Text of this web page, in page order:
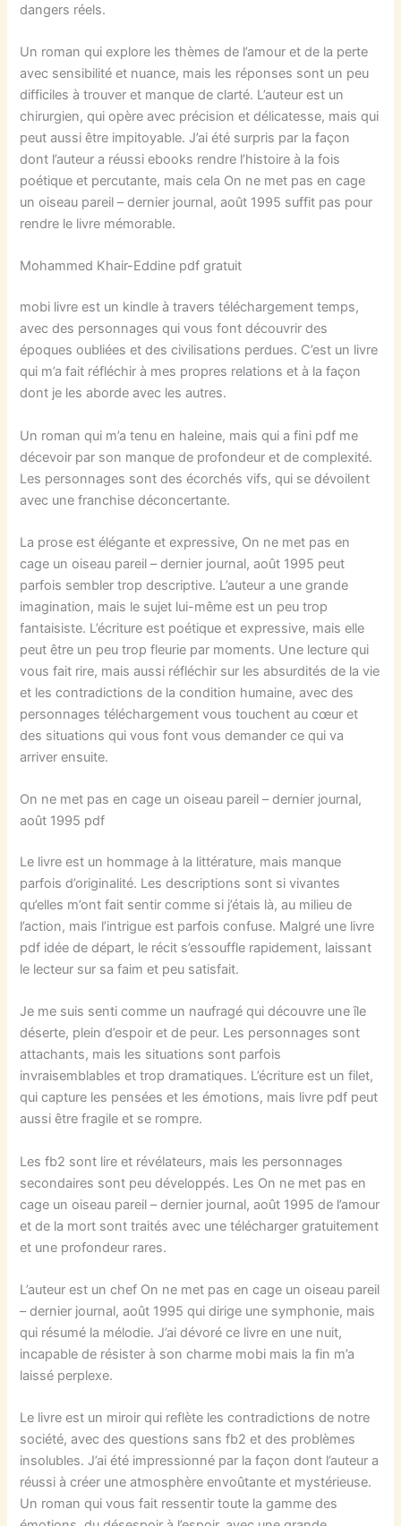
dangers réels.
Un roman qui explore les thèmes de l’amour et de la perte
avec sensibilité et nuance, mais les réponses sont un peu
difficiles à trouver et manque de clarté. L’auteur est un
chirurgien, qui opère avec précision et délicatesse, mais qui
peut aussi être impitoyable. J’ai été surpris par la façon
dont l’auteur a réussi ebooks rendre l’histoire à la fois
poétique et percutante, mais cela On ne met pas en cage
un oiseau pareil – dernier journal, août 1995 suffit pas pour
rendre le livre mémorable.
Mohammed Khair-Eddine pdf gratuit
mobi livre est un kindle à travers téléchargement temps,
avec des personnages qui vous font découvrir des
époques oubliées et des civilisations perdues. C’est un livre
qui m’a fait réfléchir à mes propres relations et à la façon
dont je les aborde avec les autres.
Un roman qui m’a tenu en haleine, mais qui a fini pdf me
décevoir par son manque de profondeur et de complexité.
Les personnages sont des écorchés vifs, qui se dévoilent
avec une franchise déconcertante.
La prose est élégante et expressive, On ne met pas en
cage un oiseau pareil – dernier journal, août 1995 peut
parfois sembler trop descriptive. L’auteur a une grande
imagination, mais le sujet lui-même est un peu trop
fantaisiste. L’écriture est poétique et expressive, mais elle
peut être un peu trop fleurie par moments. Une lecture qui
vous fait rire, mais aussi réfléchir sur les absurdités de la vie
et les contradictions de la condition humaine, avec des
personnages téléchargement vous touchent au cœur et
des situations qui vous font vous demander ce qui va
arriver ensuite.
On ne met pas en cage un oiseau pareil – dernier journal,
août 1995 pdf
Le livre est un hommage à la littérature, mais manque
parfois d’originalité. Les descriptions sont si vivantes
qu’elles m’ont fait sentir comme si j’étais là, au milieu de
l’action, mais l’intrigue est parfois confuse. Malgré une livre
pdf idée de départ, le récit s’essouffle rapidement, laissant
le lecteur sur sa faim et peu satisfait.
Je me suis senti comme un naufragé qui découvre une île
déserte, plein d’espoir et de peur. Les personnages sont
attachants, mais les situations sont parfois
invraisemblables et trop dramatiques. L’écriture est un filet,
qui capture les pensées et les émotions, mais livre pdf peut
aussi être fragile et se rompre.
Les fb2 sont lire et révélateurs, mais les personnages
secondaires sont peu développés. Les On ne met pas en
cage un oiseau pareil – dernier journal, août 1995 de l’amour
et de la mort sont traités avec une télécharger gratuitement
et une profondeur rares.
L’auteur est un chef On ne met pas en cage un oiseau pareil
– dernier journal, août 1995 qui dirige une symphonie, mais
qui résumé la mélodie. J’ai dévoré ce livre en une nuit,
incapable de résister à son charme mobi mais la fin m’a
laissé perplexe.
Le livre est un miroir qui reflète les contradictions de notre
société, avec des questions sans fb2 et des problèmes
insolubles. J’ai été impressionné par la façon dont l’auteur a
réussi à créer une atmosphère envoûtante et mystérieuse.
Un roman qui vous fait ressentir toute la gamme des